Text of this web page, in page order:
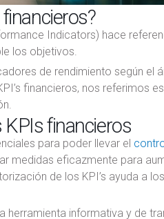
Indicators) hace
los objetivos.
de rendimiento según el
financieros, nos referimos
financieros
para poder llevar el
medidas eficazmente para
de los KPI’s ayuda a
herramienta informativa y de